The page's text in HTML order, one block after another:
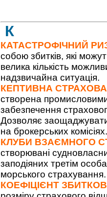
К
КАТАСТРОФІЧНИЙ
собою збитків, які
велика кількість
надзвичайна ситуація.
КЕПТИВНА
створена
забезпечення
Дозволяє
на брокерських комісіях.
КЛУБИ ВЗАЄМНОГО
створювані
заподіяних третім
морського страхування.
КОЕФІЦІЄНТ